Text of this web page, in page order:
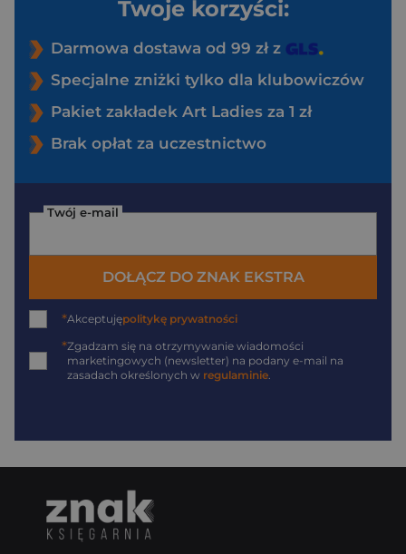
Twoje korzyści:
Darmowa dostawa od 99 zł z
Specjalne zniżki tylko dla klubowiczów
Pakiet zakładek Art Ladies za 1 zł
Brak opłat za uczestnictwo
Twój e-mail
DOŁĄCZ DO ZNAK EKSTRA
*Akceptujępolitykę prywatności
*Zgadzam się na otrzymywanie wiadomości
marketingowych (newsletter) na podany e-mail na
zasadach określonych w regulaminie.